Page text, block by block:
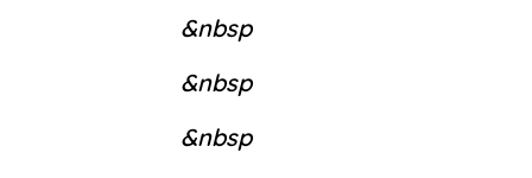
&nbsp
&nbsp
&nbsp